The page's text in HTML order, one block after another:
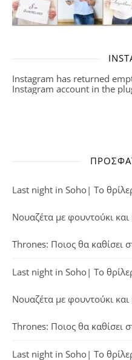
Instagram has returned
Instagram account in the
Last night in Soho| Το
Νουαζέτα με φουντούκι
Thrones: Ποιος θα καθίσει
Last night in Soho| Το
Νουαζέτα με φουντούκι
Thrones: Ποιος θα καθίσει
Last night in Soho| Το